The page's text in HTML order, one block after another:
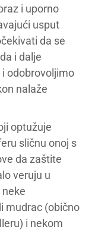
i uporno
usput
da se
i dalje
odobrovoljimo
nalaže
optužuje
sličnu onoj s
da zaštite
veruju u
neke
mudrac (obično
i nekom